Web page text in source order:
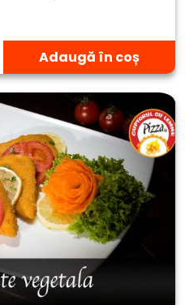
Adaugă în coș